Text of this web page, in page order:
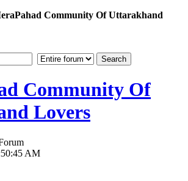
Community Of Uttarakhand
Community Of
Lovers
AM